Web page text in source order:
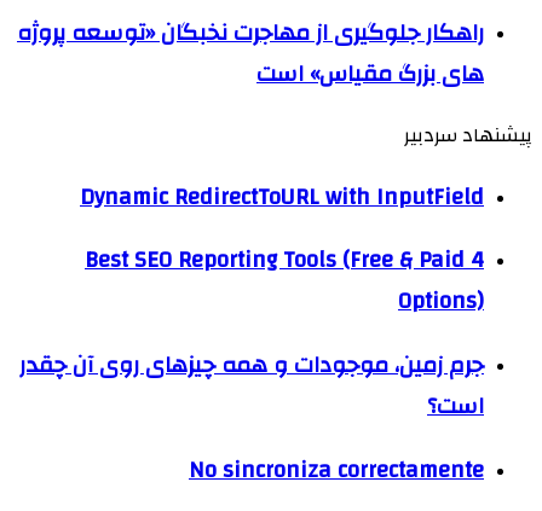
راهکار جلوگیری از مهاجرت نخبگان «توسعه پروژه
های بزرگ مقیاس» است
پیشنهاد سردبیر
Dynamic RedirectToURL with InputField
4 Best SEO Reporting Tools (Free & Paid
Options)
جرم زمین، موجودات و همه چیزهای روی آن چقدر
است؟
No sincroniza correctamente